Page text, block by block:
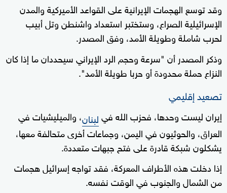
وقد توسع الهجمات الإيرانية على القواعد الأميركية والمدن
الإسرائيلية الصراع، وستختبر استعداد واشنطن وتل أبيب
لحرب شاملة وطويلة الأمد، وفق المصدر.
وذكر المصدر أن "سرعة وحجم الرد الإيراني سيحددان ما إذا كان
النزاع حملة محدودة أو حربا طويلة الأمد".
تصعيد إقليمي
إيران ليست وحدها، فحزب الله فيلبنان، والميليشيات في
العراق، والحوثيون في اليمن، وجماعات أخرى متحالفة معها،
يشكلون شبكة قادرة على فتح جبهات متعددة.
إذا دخلت هذه الأطراف المعركة، فقد تواجه إسرائيل هجمات
من الشمال والجنوب في الوقت نفسه.